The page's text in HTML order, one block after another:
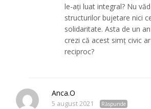
le-ați luat integral? Nu
structurilor bujetare nici
solidaritate. Asta de un
crezi că acest simț civic
reciproc?
Anca.O
5 august 2021 Răspunde